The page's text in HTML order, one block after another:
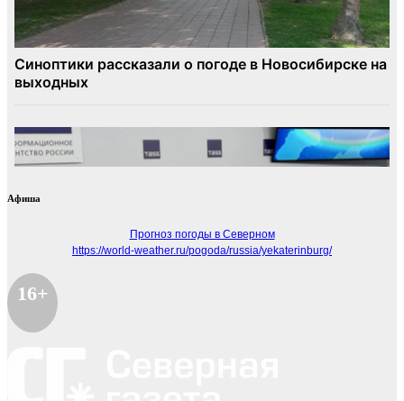
Афиша
Прогноз погоды в Северном
https://world-weather.ru/pogoda/russia/yekaterinburg/
16+